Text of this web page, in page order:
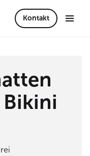
Kontakt